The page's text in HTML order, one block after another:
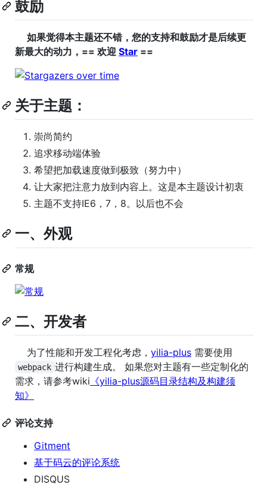
鼓励
如果觉得本主题还不错，您的支持和鼓励才是后续更
新最大的动力，== 欢迎 Star ==
关于主题：
崇尚简约
追求移动端体验
希望把加载速度做到极致（努力中）
让大家把注意力放到内容上。这是本主题设计初衷
主题不支持IE6，7，8。以后也不会
一、外观
常规
二、开发者
为了性能和开发工程化考虑， yilia-plus 需要使用
webpack 进行构建生成。 如果您对主题有一些定制化的
需求，请参考wiki 《yilia-plus源码目录结构及构建须
知》
评论支持
Gitment
基于码云的评论系统
DISQUS